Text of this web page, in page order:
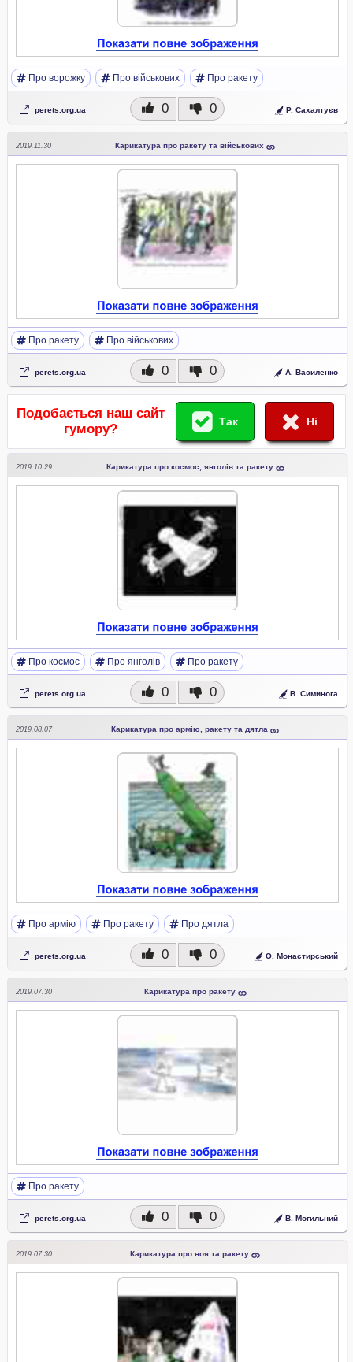
Про ворожку Про військових Про ракету
perets.org.ua 0 0 Р. Сахалтуєв
2019.11.30 Карикатура про ракету та військових
Про ракету Про військових
perets.org.ua 0 0 А. Василенко
Подобається наш сайт
гумору?
Так Ні
2019.10.29 Карикатура про космос, янголів та ракету
Про космос Про янголів Про ракету
perets.org.ua 0 0 В. Симинога
2019.08.07 Карикатура про армію, ракету та дятла
Про армію Про ракету Про дятла
perets.org.ua 0 0 О. Монастирський
2019.07.30 Карикатура про ракету
Про ракету
perets.org.ua 0 0 В. Могильний
2019.07.30 Карикатура про ноя та ракету